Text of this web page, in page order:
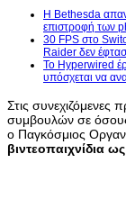
Η Bethesda
επιστροφή των
30 FPS στο
Raider δεν
Το Hyperwired
υπόσχεται να
Στις συνεχιζόμενες
συμβουλών σε όσους
ο Παγκόσμιος
βιντεοπαιχνίδια